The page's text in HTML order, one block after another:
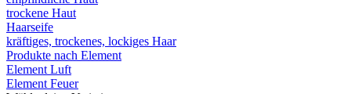
trockene Haut
Haarseife
kräftiges, trockenes, lockiges Haar
Produkte nach Element
Element Luft
Element Feuer